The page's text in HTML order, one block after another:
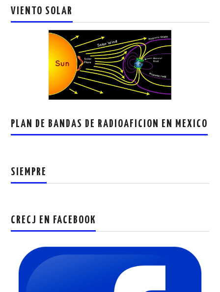
VIENTO SOLAR
PLAN DE BANDAS DE RADIOAFICION EN MEXICO
SIEMPRE
CRECJ EN FACEBOOK